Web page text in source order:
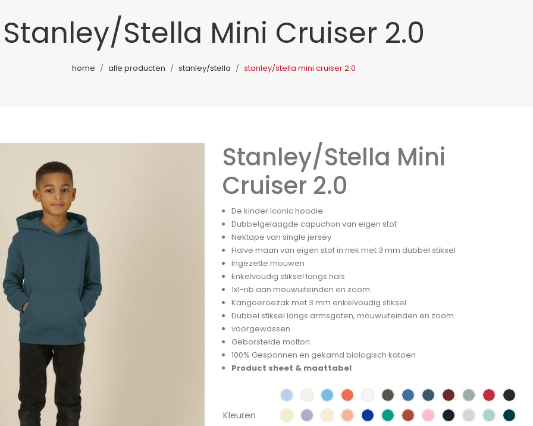
Stanley/Stella Mini Cruiser 2.0
home alle producten stanley/stella stanley/stella mini cruiser 2.0
Stanley/Stella Mini
Cruiser 2.0
De kinder Iconic hoodie
Dubbelgelaagde capuchon van eigen stof
Nektape van single jersey
Halve maan van eigen stof in nek met 3 mm dubbel stiksel
Ingezette mouwen
Enkelvoudig stiksel langs hals
1x1-rib aan mouwuiteinden en zoom
Kangoeroezak met 3 mm enkelvoudig stiksel
Dubbel stiksel langs armsgaten, mouwuiteinden en zoom
voorgewassen
Geborstelde molton
100% Gesponnen en gekamd biologisch katoen
Product sheet & maattabel
Kleuren